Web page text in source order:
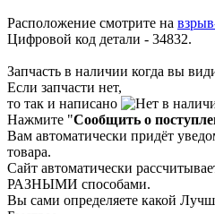
Расположение смотрите на
Цифровой код детали - 34832.
Запчасть в наличии когда вы
Если запчасти нет,
то так и написано
Нажмите "Сообщить о
Вам автоматически придёт
товара.
Сайт автоматически
РАЗНЫМИ способами.
Вы сами определяете какой